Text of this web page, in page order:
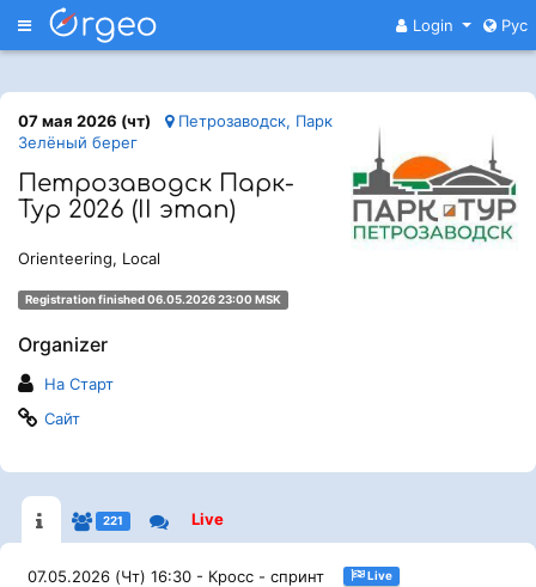
Меню Login Рус
07 мая 2026 (чт)
Петрозаводск, Парк
Зелёный берег
Петрозаводск Парк-
Тур 2026 (II этап)
Orienteering, Local
Registration finished 06.05.2026 23:00 MSK
Organizer
На Старт
Сайт
221 Live
07.05.2026 (Чт) 16:30 - Кросс - спринт Live